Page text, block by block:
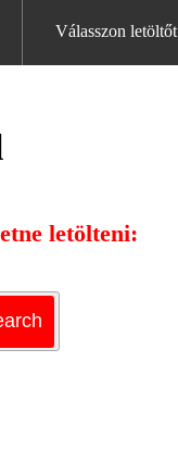
Válasszon letöltőt
letölteni: